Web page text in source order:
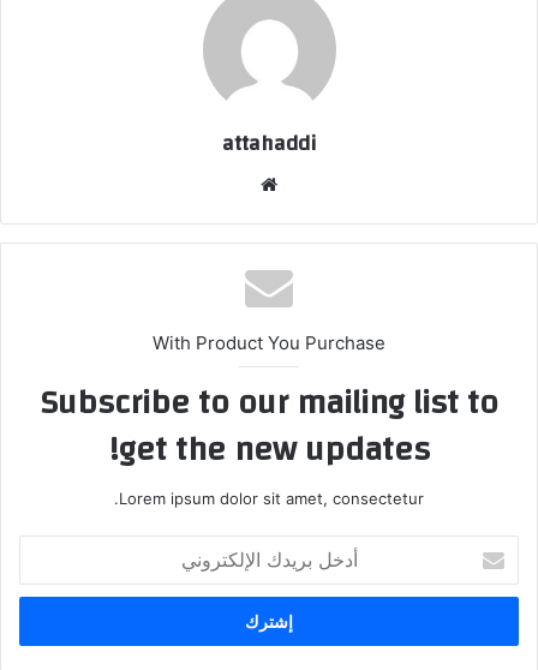
attahaddi
الوي
ب
With Product You Purchase
Subscribe to our mailing list to
get the new updates!
Lorem ipsum dolor sit amet, consectetur.
خ
ب